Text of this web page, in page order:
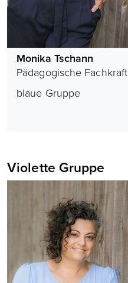
Monika Tschann
Pädagogische Fachkraft
blaue Gruppe
Violette Gruppe